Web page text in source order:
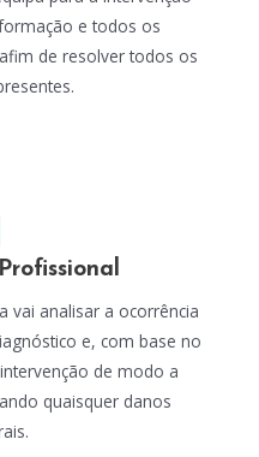
e todos os
de resolver todos os
vai analisar a ocorrência
e, com base no
de modo a
quaisquer danos